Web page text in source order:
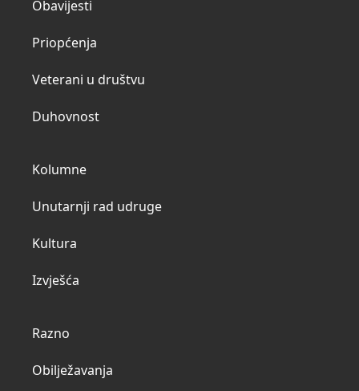
Obavijesti
Priopćenja
Veterani u društvu
Duhovnost
Kolumne
Unutarnji rad udruge
Kultura
Izvješća
Razno
Obilježavanja